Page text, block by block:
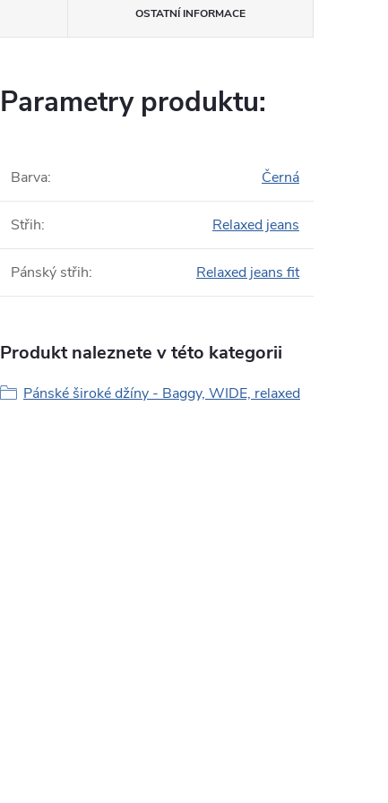
OSTATNÍ INFORMACE
Parametry produktu:
Barva: Černá
Střih: Relaxed jeans
Pánský střih: Relaxed jeans fit
Produkt naleznete v této kategorii
Pánské široké džíny - Baggy, WIDE, relaxed